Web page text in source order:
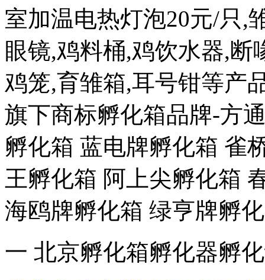
室加温电热灯泡20元/只,
眼镜,鸡料桶,鸡饮水器,
鸡笼,育雏箱,耳号钳等产
旗下商标孵化箱品牌-方
孵化箱 蓝电牌孵化箱 雀
王孵化箱 阿上尖孵化箱
海鸥牌孵化箱 绿亨牌孵
一 北京孵化箱孵化器孵